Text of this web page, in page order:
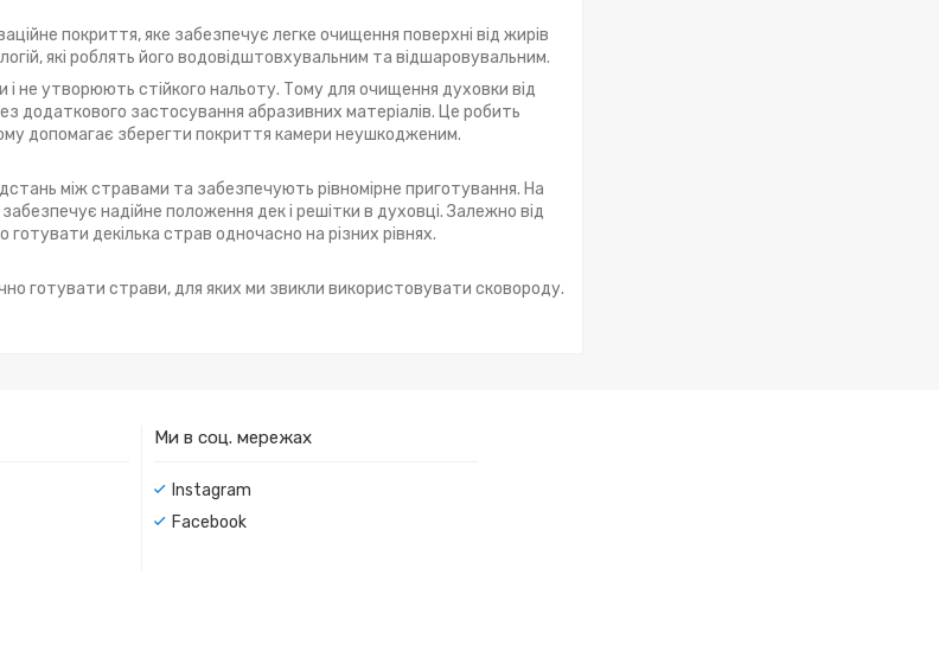
покриття, яке забезпечує легке очищення поверхні від жирів
які роблять його водовідштовхувальним та відшаровувальним.
не утворюють стійкого нальоту. Тому для очищення духовки від
додаткового застосування абразивних матеріалів. Це робить
допомагає зберегти покриття камери неушкодженим.
між стравами та забезпечують рівномірне приготування. На
надійне положення дек і решітки в духовці. Залежно від
декілька страв одночасно на різних рівнях.
готувати страви, для яких ми звикли використовувати сковороду.
Ми в соц. мережах
Instagram
Facebook